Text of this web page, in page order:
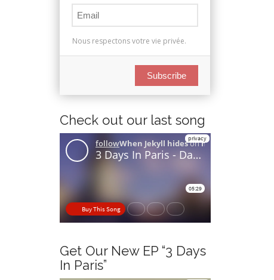
Nous respectons votre vie privée.
Subscribe
Check out our last song
Get Our New EP “3 Days
In Paris”